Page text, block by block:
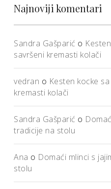
Najnoviji komentari
Sandra Gašparić o
savršeni kremasti kolači
vedran o Kesten kocke
kremasti kolači
Sandra Gašparić o
tradicije na stolu
Ana o Domaći mlinci s
stolu